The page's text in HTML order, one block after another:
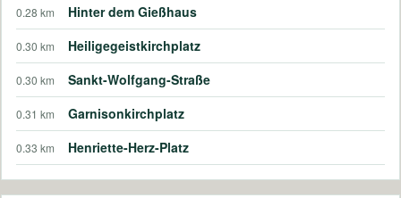
0.28 km Hinter dem Gießhaus
0.30 km Heiligegeistkirchplatz
0.30 km Sankt-Wolfgang-Straße
0.31 km Garnisonkirchplatz
0.33 km Henriette-Herz-Platz